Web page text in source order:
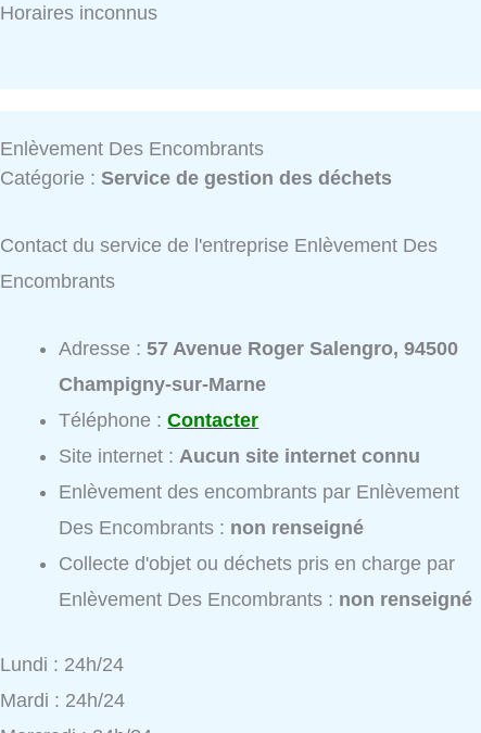
Horaires inconnus
Enlèvement Des Encombrants
Catégorie :Service de gestion des déchets
Contact du service de l'entreprise Enlèvement Des
Encombrants
Adresse :57 Avenue Roger Salengro, 94500
Champigny-sur-Marne
Téléphone :Contacter
Site internet : Aucun site internet connu
Enlèvement des encombrants par Enlèvement
Des Encombrants : non renseigné
Collecte d'objet ou déchets pris en charge par
Enlèvement Des Encombrants : non renseigné
Lundi : 24h/24
Mardi : 24h/24